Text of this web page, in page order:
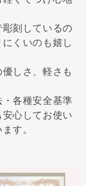
刻しているの
くいのも嬉し
しさ、軽さも
各種安全基準
心してお使い
す。